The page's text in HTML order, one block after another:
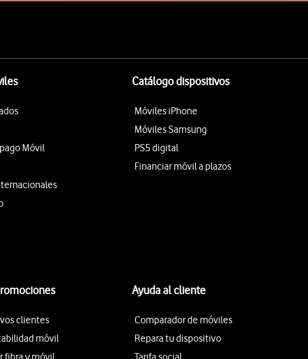
Móvil
Catálogo dispositivos
Móviles iPhone
Móviles Samsung
PS5 digital
Financiar móvil a plazos
clientes
móvil
fibra y móvil
Ayuda al cliente
Comparador de móviles
Repara tu dispositivo
Tarifa social